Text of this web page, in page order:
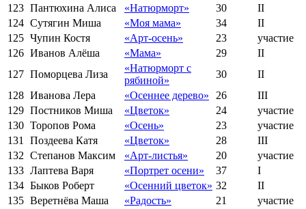
123 Пантюхина Алиса «Натюрморт» 30
II
124 Сутягин Миша «Моя мама» 34
II
125 Чупин Костя «Арт-осень» 23
участие
126 Иванов Алёша «Мама» 29
II
127 Поморцева Лиза
«Натюрморт с
рябиной»
30
II
128 Иванова Лера «Осеннее дерево» 26
III
129 Постников Миша «Цветок» 24
участие
130 Торопов Рома «Осень» 23
участие
131
Поздеева Катя «Цветок» 28
III
132 Степанов Максим «Арт-листья» 20
участие
133 Лаптева Варя «Портрет осени» 37
I
134 Быков Роберт «Осенний цветок» 32
II
135 Веретнёва Маша «Радость» 21
участие